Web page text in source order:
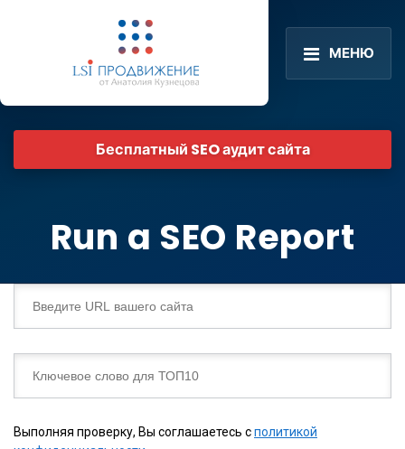
МЕНЮ
Бесплатный SEO аудит сайта
Run a SEO Report
Выполняя проверку, Вы соглашаетесь сполитикой